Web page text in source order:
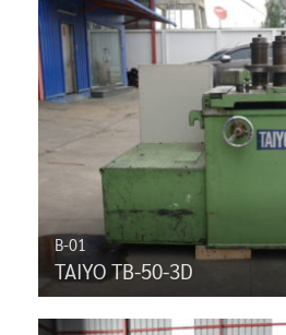
B-01
TAIYO TB-50-3D